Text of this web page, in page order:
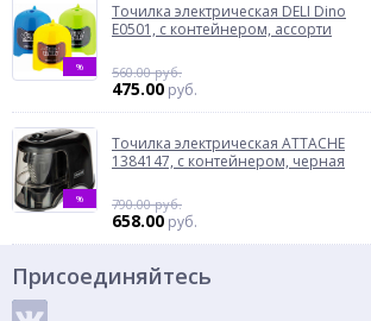
%
Точилка электрическая DELI Dino
E0501, с контейнером, ассорти
560.00 руб.
475.00 руб.
%
Точилка электрическая ATTACHE
1384147, с контейнером, черная
790.00 руб.
658.00 руб.
Присоединяйтесь